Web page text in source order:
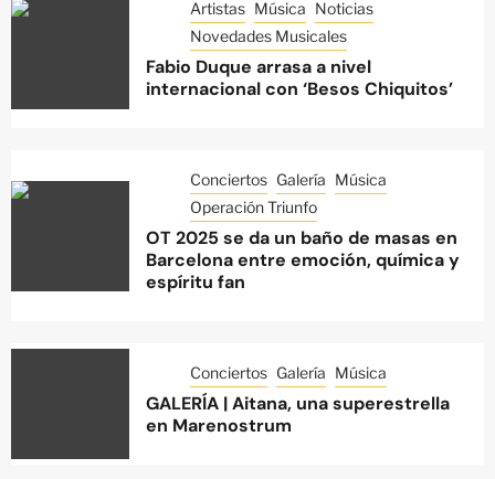
Artistas Música Noticias
Novedades Musicales
Fabio Duque arrasa a nivel
internacional con ‘Besos Chiquitos’
Conciertos Galería Música
Operación Triunfo
OT 2025 se da un baño de masas en
Barcelona entre emoción, química y
espíritu fan
Conciertos Galería Música
GALERÍA | Aitana, una superestrella
en Marenostrum